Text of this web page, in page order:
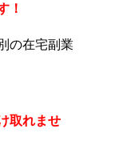
！
の在宅副業
取れませ